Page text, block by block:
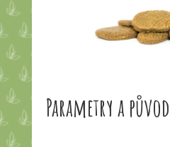
Parametry a